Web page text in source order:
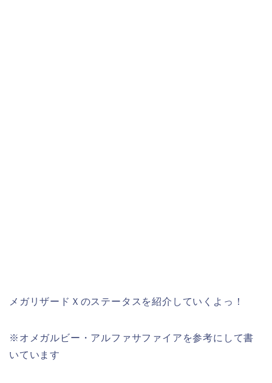
メガリザードＸのステータスを紹介していくよっ！
※オメガルビー・アルファサファイアを参考にして書
いています